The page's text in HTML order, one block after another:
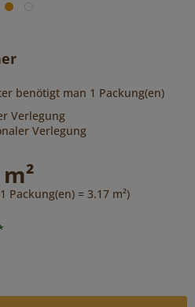
benötigt man 1 Packung(en)
Verlegung
Verlegung
Packung(en) = 3.17 m²)